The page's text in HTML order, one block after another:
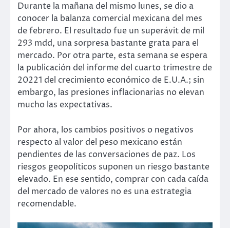
Durante la mañana del mismo lunes, se dio a
conocer la balanza comercial mexicana del mes
de febrero. El resultado fue un superávit de mil
293 mdd, una sorpresa bastante grata para el
mercado. Por otra parte, esta semana se espera
la publicación del informe del cuarto trimestre de
20221 del crecimiento económico de E.U.A.; sin
embargo, las presiones inflacionarias no elevan
mucho las expectativas.
Por ahora, los cambios positivos o negativos
respecto al valor del peso mexicano están
pendientes de las conversaciones de paz. Los
riesgos geopolíticos suponen un riesgo bastante
elevado. En ese sentido, comprar con cada caída
del mercado de valores no es una estrategia
recomendable.